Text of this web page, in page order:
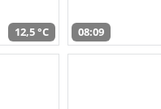
12,5 °C 08:09